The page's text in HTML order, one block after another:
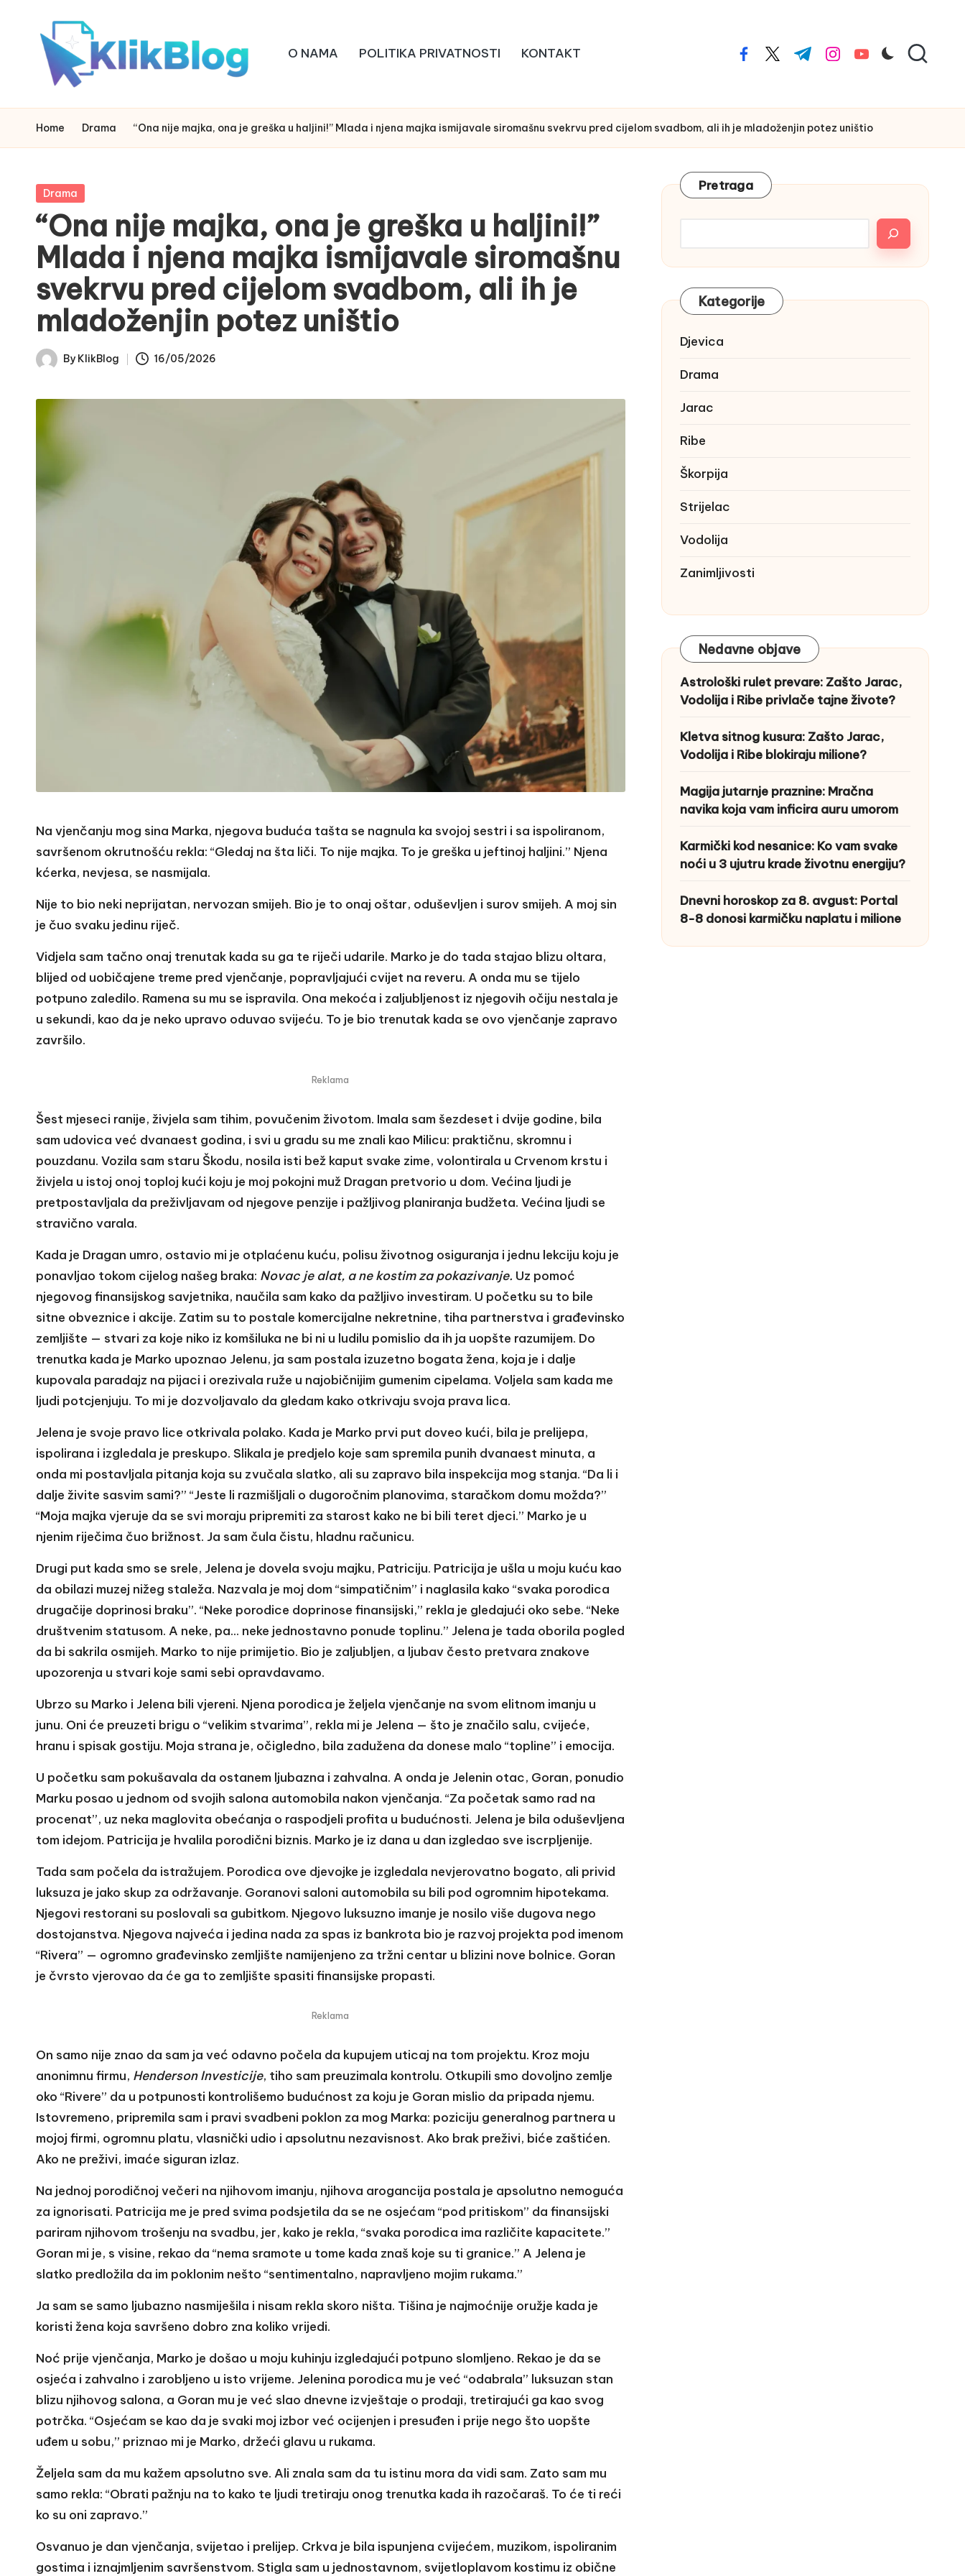
k
li
b
l
o
g
O NAMA POLITIKA PRIVATNOSTI KONTAKT facebook.com
twitter.com
t.me instagram.com
youtube.com
Home Drama “Ona nije majka, ona je greška u haljini!” Mlada i njena majka ismijavale siromašnu svekrvu pred cijelom svadbom, ali ih je mladoženjin potez uništio
Posted
Drama
“Ona nije majka, ona je greška u haljini!”
Mlada i njena majka ismijavale siromašnu
svekrvu pred cijelom svadbom, ali ih je
mladoženjin potez uništio
Posted
By KlikBlog 16/05/2026
Na vjenčanju mog sina Marka, njegova buduća tašta se nagnula ka svojoj sestri i sa ispoliranom,
savršenom okrutnošću rekla: “Gledaj na šta liči. To nije majka. To je greška u jeftinoj haljini.” Njena
kćerka, nevjesa, se nasmijala.
Nije to bio neki neprijatan, nervozan smijeh. Bio je to onaj oštar, oduševljen i surov smijeh. A moj sin
je čuo svaku jedinu riječ.
Vidjela sam tačno onaj trenutak kada su ga te riječi udarile. Marko je do tada stajao blizu oltara,
blijed od uobičajene treme pred vjenčanje, popravljajući cvijet na reveru. A onda mu se tijelo
potpuno zaledilo. Ramena su mu se ispravila. Ona mekoća i zaljubljenost iz njegovih očiju nestala je
u sekundi, kao da je neko upravo oduvao svijeću. To je bio trenutak kada se ovo vjenčanje zapravo
završilo.
Reklama
Šest mjeseci ranije, živjela sam tihim, povučenim životom. Imala sam šezdeset i dvije godine, bila
sam udovica već dvanaest godina, i svi u gradu su me znali kao Milicu: praktičnu, skromnu i
pouzdanu. Vozila sam staru Škodu, nosila isti bež kaput svake zime, volontirala u Crvenom krstu i
živjela u istoj onoj toploj kući koju je moj pokojni muž Dragan pretvorio u dom. Većina ljudi je
pretpostavljala da preživljavam od njegove penzije i pažljivog planiranja budžeta. Većina ljudi se
stravično varala.
Kada je Dragan umro, ostavio mi je otplaćenu kuću, polisu životnog osiguranja i jednu lekciju koju je
ponavljao tokom cijelog našeg braka: Novac je alat, a ne kostim za pokazivanje. Uz pomoć
njegovog finansijskog savjetnika, naučila sam kako da pažljivo investiram. U početku su to bile
sitne obveznice i akcije. Zatim su to postale komercijalne nekretnine, tiha partnerstva i građevinsko
zemljište — stvari za koje niko iz komšiluka ne bi ni u ludilu pomislio da ih ja uopšte razumijem. Do
trenutka kada je Marko upoznao Jelenu, ja sam postala izuzetno bogata žena, koja je i dalje
kupovala paradajz na pijaci i orezivala ruže u najobičnijim gumenim cipelama. Voljela sam kada me
ljudi potcjenjuju. To mi je dozvoljavalo da gledam kako otkrivaju svoja prava lica.
Jelena je svoje pravo lice otkrivala polako. Kada je Marko prvi put doveo kući, bila je prelijepa,
ispolirana i izgledala je preskupo. Slikala je predjelo koje sam spremila punih dvanaest minuta, a
onda mi postavljala pitanja koja su zvučala slatko, ali su zapravo bila inspekcija mog stanja. “Da li i
dalje živite sasvim sami?” “Jeste li razmišljali o dugoročnim planovima, staračkom domu možda?”
“Moja majka vjeruje da se svi moraju pripremiti za starost kako ne bi bili teret djeci.” Marko je u
njenim riječima čuo brižnost. Ja sam čula čistu, hladnu računicu.
Drugi put kada smo se srele, Jelena je dovela svoju majku, Patriciju. Patricija je ušla u moju kuću kao
da obilazi muzej nižeg staleža. Nazvala je moj dom “simpatičnim” i naglasila kako “svaka porodica
drugačije doprinosi braku”. “Neke porodice doprinose finansijski,” rekla je gledajući oko sebe. “Neke
društvenim statusom. A neke, pa… neke jednostavno ponude toplinu.” Jelena je tada oborila pogled
da bi sakrila osmijeh. Marko to nije primijetio. Bio je zaljubljen, a ljubav često pretvara znakove
upozorenja u stvari koje sami sebi opravdavamo.
Ubrzo su Marko i Jelena bili vjereni. Njena porodica je željela vjenčanje na svom elitnom imanju u
junu. Oni će preuzeti brigu o “velikim stvarima”, rekla mi je Jelena — što je značilo salu, cvijeće,
hranu i spisak gostiju. Moja strana je, očigledno, bila zadužena da donese malo “topline” i emocija.
U početku sam pokušavala da ostanem ljubazna i zahvalna. A onda je Jelenin otac, Goran, ponudio
Marku posao u jednom od svojih salona automobila nakon vjenčanja. “Za početak samo rad na
procenat”, uz neka maglovita obećanja o raspodjeli profita u budućnosti. Jelena je bila oduševljena
tom idejom. Patricija je hvalila porodični biznis. Marko je iz dana u dan izgledao sve iscrpljenije.
Tada sam počela da istražujem. Porodica ove djevojke je izgledala nevjerovatno bogato, ali privid
luksuza je jako skup za održavanje. Goranovi saloni automobila su bili pod ogromnim hipotekama.
Njegovi restorani su poslovali sa gubitkom. Njegovo luksuzno imanje je nosilo više dugova nego
dostojanstva. Njegova najveća i jedina nada za spas iz bankrota bio je razvoj projekta pod imenom
“Rivera” — ogromno građevinsko zemljište namijenjeno za tržni centar u blizini nove bolnice. Goran
je čvrsto vjerovao da će ga to zemljište spasiti finansijske propasti.
Reklama
On samo nije znao da sam ja već odavno počela da kupujem uticaj na tom projektu. Kroz moju
anonimnu firmu, Henderson Investicije, tiho sam preuzimala kontrolu. Otkupili smo dovoljno zemlje
oko “Rivere” da u potpunosti kontrolišemo budućnost za koju je Goran mislio da pripada njemu.
Istovremeno, pripremila sam i pravi svadbeni poklon za mog Marka: poziciju generalnog partnera u
mojoj firmi, ogromnu platu, vlasnički udio i apsolutnu nezavisnost. Ako brak preživi, biće zaštićen.
Ako ne preživi, imaće siguran izlaz.
Na jednoj porodičnoj večeri na njihovom imanju, njihova arogancija postala je apsolutno nemoguća
za ignorisati. Patricija me je pred svima podsjetila da se ne osjećam “pod pritiskom” da finansijski
pariram njihovom trošenju na svadbu, jer, kako je rekla, “svaka porodica ima različite kapacitete.”
Goran mi je, s visine, rekao da “nema sramote u tome kada znaš koje su ti granice.” A Jelena je
slatko predložila da im poklonim nešto “sentimentalno, napravljeno mojim rukama.”
Ja sam se samo ljubazno nasmiješila i nisam rekla skoro ništa. Tišina je najmoćnije oružje kada je
koristi žena koja savršeno dobro zna koliko vrijedi.
Noć prije vjenčanja, Marko je došao u moju kuhinju izgledajući potpuno slomljeno. Rekao je da se
osjeća i zahvalno i zarobljeno u isto vrijeme. Jelenina porodica mu je već “odabrala” luksuzan stan
blizu njihovog salona, a Goran mu je već slao dnevne izvještaje o prodaji, tretirajući ga kao svog
potrčka. “Osjećam se kao da je svaki moj izbor već ocijenjen i presuđen i prije nego što uopšte
uđem u sobu,” priznao mi je Marko, držeći glavu u rukama.
Željela sam da mu kažem apsolutno sve. Ali znala sam da tu istinu mora da vidi sam. Zato sam mu
samo rekla: “Obrati pažnju na to kako te ljudi tretiraju onog trenutka kada ih razočaraš. To će ti reći
ko su oni zapravo.”
Osvanuo je dan vjenčanja, svijetao i prelijep. Crkva je bila ispunjena cvijećem, muzikom, ispoliranim
gostima i iznajmljenim savršenstvom. Stigla sam u jednostavnom, svijetloplavom kostimu iz obične
Pretraga
Kategorije
Djevica
Drama
Jarac
Ribe
Škorpija
Strijelac
Vodolija
Zanimljivosti
Nedavne objave
Astrološki rulet prevare: Zašto Jarac,
Vodolija i Ribe privlače tajne živote?
Kletva sitnog kusura: Zašto Jarac,
Vodolija i Ribe blokiraju milione?
Magija jutarnje praznine: Mračna
navika koja vam inficira auru umorom
Karmički kod nesanice: Ko vam svake
noći u 3 ujutru krade životnu energiju?
Dnevni horoskop za 8. avgust: Portal
8-8 donosi karmičku naplatu i milione